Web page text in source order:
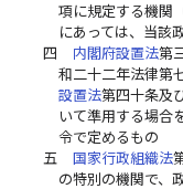
項に規定する機関
にあっては、当該
四
内閣府設置法第
和二十二年法律第
設置法第四十条及
いて準用する場合
令で定めるもの
五
国家行政組織法
の特別の機関で、